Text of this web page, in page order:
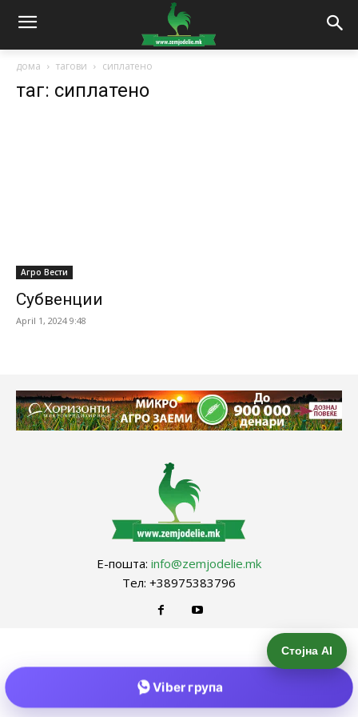
дома тагови сиплатено
таг: сиплатено
Агро Вести
Субвенции
April 1, 2024 9:48
Е-пошта: info@zemjodelie.mk
Тел: +38975383796
Стојна AI
Viber група